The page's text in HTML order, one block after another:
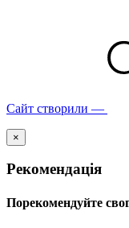
Сайт створили —
×
Рекомендація
Порекомендуйте